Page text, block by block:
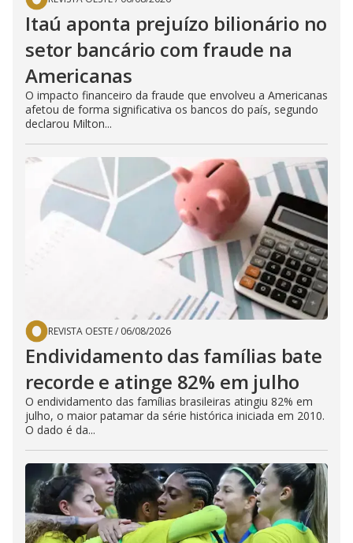
Itaú aponta prejuízo bilionário no
setor bancário com fraude na
Americanas
O impacto financeiro da fraude que envolveu a Americanas
afetou de forma significativa os bancos do país, segundo
declarou Milton...
REVISTA OESTE/ 06/08/2026
Endividamento das famílias bate
recorde e atinge 82% em julho
O endividamento das famílias brasileiras atingiu 82% em
julho, o maior patamar da série histórica iniciada em 2010.
O dado é da...